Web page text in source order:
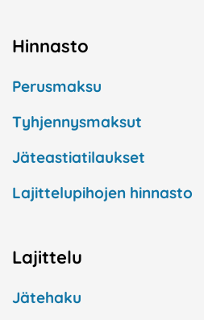
Hinnasto
Perusmaksu
Tyhjennysmaksut
Jäteastiatilaukset
Lajittelupihojen hinnasto
Lajittelu
Jätehaku